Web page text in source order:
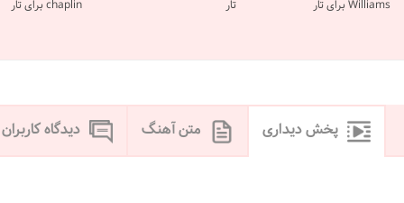
Williams برای تار
تار
chaplin برای تار
پخش دیداری متن آهنگ دیدگاه کاربران